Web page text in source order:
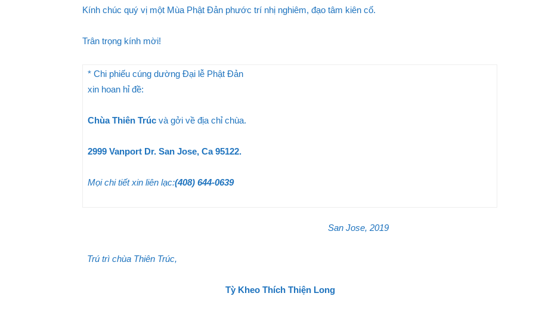
Kính chúc quý vị một Mùa Phật Đản phước trí nhị nghiêm, đạo tâm kiên cố.
Trân trọng kính mời!
* Chi phiếu cúng dường Đại lễ Phật Đản
xin hoan hỉ đề:
Chùa Thiên Trúc và gởi về địa chỉ chùa.
2999 Vanport Dr. San Jose, Ca 95122.
Mọi chi tiết xin liên lạc:(408) 644-0639
San Jose, 2019
Trú trì chùa Thiên Trúc,
Tỳ Kheo Thích Thiện Long